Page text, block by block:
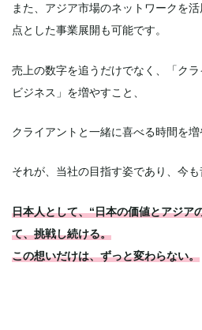
また、アジア市場のネットワークを
点とした事業展開も可能です。
売上の数字を追うだけでなく、「ク
ビジネス」を増やすこと、
クライアントと一緒に喜べる時間を増
それが、当社の目指す姿であり、今も
日本人として、“日本の価値とアジア
て、挑戦し続ける。
この想いだけは、ずっと変わらない。